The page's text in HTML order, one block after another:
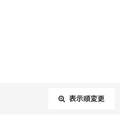
表示順変更